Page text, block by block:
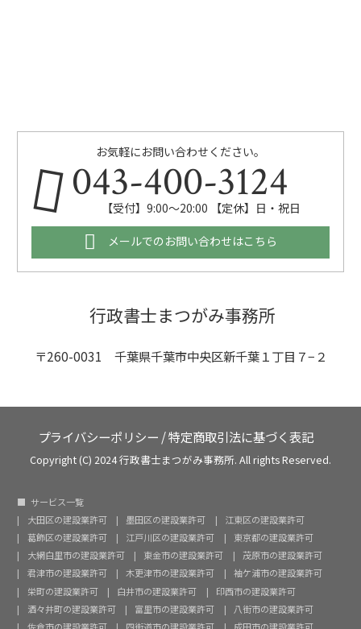
お気軽にお問い合わせください。
043-400-3124
【受付】9:00～20:00 【定休】日・祝日
メールでのお問い合わせはこちら
行政書士まつがみ事務所
〒260-0031 千葉県千葉市中央区新千葉１丁目７−２
プライバシーポリシー /特定商取引法に基づく表記
Copyright (C) 2024 行政書士まつがみ事務所. All rights Reserved.
サービス一覧
大田区の建設業許可
墨田区の建設業許可
江東区の建設業許可
葛飾区の建設業許可
江戸川区の建設業許可
東京都の建設業許可
大網白里市の建設業許可
東金市の建設業許可
茂原市の建設業許可
君津市の建設業許可
木更津市の建設業許可
袖ケ浦市の建設業許可
栄町の建設業許可
白井市の建設業許可
印西市の建設業許可
酒々井町の建設業許可
富里市の建設業許可
八街市の建設業許可